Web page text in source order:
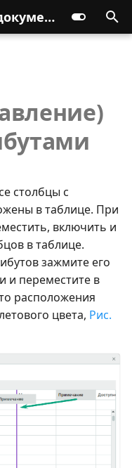
Пользовательская документация
столбцы с
в таблице. При
включить и
в таблице.
зажмите его
и переместите в
расположения
цвета, Рис.